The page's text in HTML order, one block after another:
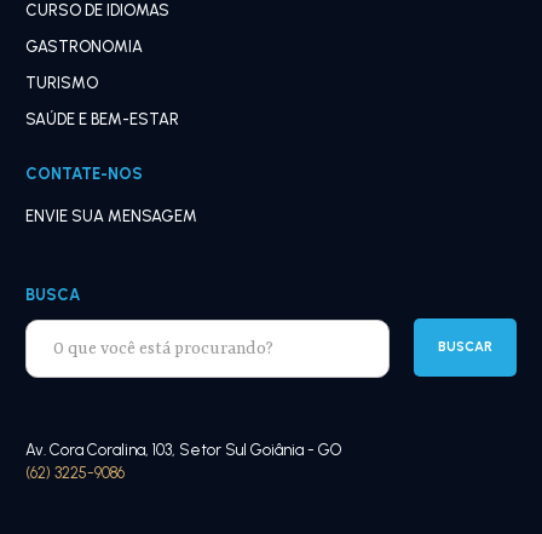
CURSO DE IDIOMAS
GASTRONOMIA
TURISMO
SAÚDE E BEM-ESTAR
CONTATE-NOS
ENVIE SUA MENSAGEM
BUSCA
Av. Cora Coralina, 103, Setor Sul Goiânia - GO
(62) 3225-9086